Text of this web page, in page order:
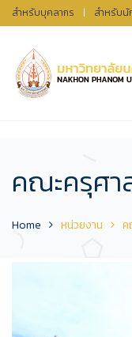
สำหรับบุคลากร | สำหรับนั
คณะครุศา
Home หน่วยงาน ค